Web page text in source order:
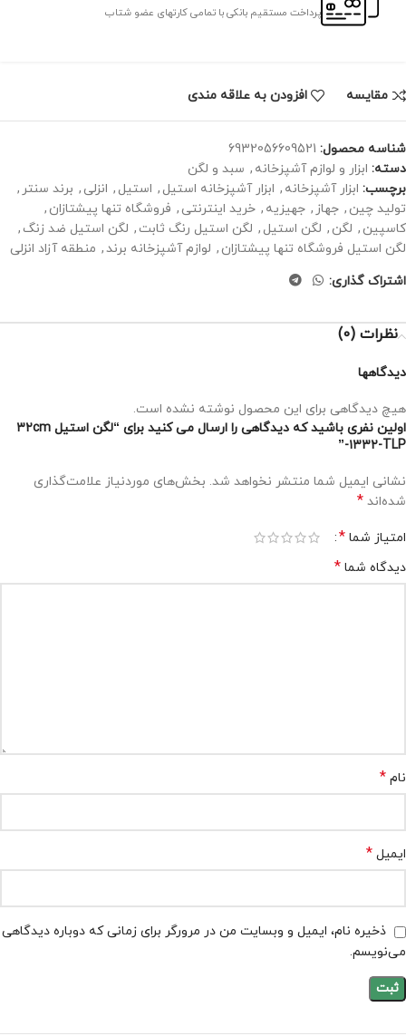
پرداخت مستقیم بانکی با تمامی کارتهای عضو شتاب
مقايسه افزودن به علاقه مندی
شناسه محصول: 6932056609521
دسته: ابزار و لوازم آشپزخانه , سبد و لگن
برچسب: ابزار آشپزخانه , ابزار آشپزخانه استیل , استیل , انزلی , برند سنتر ,
تولید چین , جهاز , جهیزیه , خرید اینترنتی , فروشگاه تنها پیشتازان ,
کاسپین , لگن , لگن استیل , لگن استیل رنگ ثابت , لگن استیل ضد زنگ ,
لگن استیل فروشگاه تنها پیشتازان , لوازم آشپزخانه برند, منطقه آزاد انزلی
اشتراک گذاری:
نظرات (0)
دیدگاهها
هیچ دیدگاهی برای این محصول نوشته نشده است.
اولین نفری باشید که دیدگاهی را ارسال می کنید برای “لگن استیل ۳۲cm
-۱۳۳۲-TLP”
نشانی ایمیل شما منتشر نخواهد شد. بخش‌های موردنیاز علامت‌گذاری
شده‌اند *
امتیاز شما *
دیدگاه شما *
نام *
ایمیل *
ذخیره نام، ایمیل و وبسایت من در مرورگر برای زمانی که دوباره دیدگاهی
می‌نویسم.